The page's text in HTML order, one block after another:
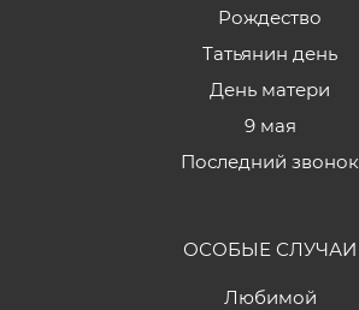
Рождество
Татьянин день
День матери
9 мая
Последний звонок
ОСОБЫЕ СЛУЧАИ
Любимой